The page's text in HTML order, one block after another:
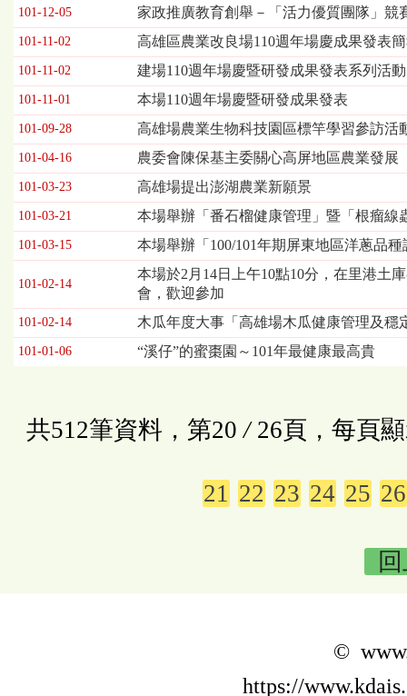
日
期、
標
題
101-12-05 家政推廣教育創舉－「活力優質團隊」競
101-11-02 高雄區農業改良場110週年場慶成果發表
101-11-02 建場110週年場慶暨研發成果發表系列活
101-11-01 本場110週年場慶暨研發成果發表
101-09-28 高雄場農業生物科技園區標竿學習參訪活
101-04-16 農委會陳保基主委關心高屏地區農業發展
101-03-23 高雄場提出澎湖農業新願景
101-03-21 本場舉辦「番石榴健康管理」暨「根瘤線
101-03-15 本場舉辦「100/101年期屏東地區洋蔥品
101-02-14
本場於2月14日上午10點10分，在里港土
會，歡迎參加
101-02-14 木瓜年度大事「高雄場木瓜健康管理及穩
101-01-06 “溪仔”的蜜棗園～101年最健康最高貴
共512筆資料，第20 / 26頁，每頁
21 22 23 24 25 26
©
https://